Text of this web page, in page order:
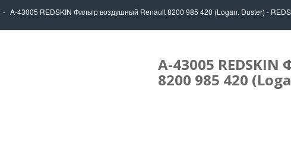
A-43005 REDSKIN Фильтр воздушный Renault 8200 985 420 (Logan. Duster) -
A-43005
8200 985 420